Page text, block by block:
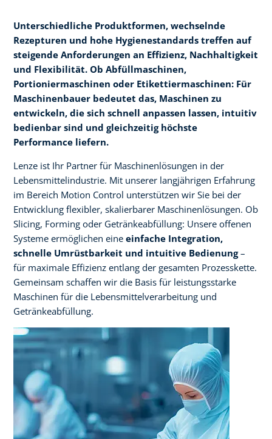
Unterschiedliche Produktformen, wechselnde
Rezepturen und hohe Hygienestandards treffen auf
steigende Anforderungen an Effizienz, Nachhaltigkeit
und Flexibilität. Ob Abfüllmaschinen,
Portioniermaschinen oder Etikettiermaschinen: Für
Maschinenbauer bedeutet das, Maschinen zu
entwickeln, die sich schnell anpassen lassen, intuitiv
bedienbar sind und gleichzeitig höchste
Performance liefern.​
Lenze ist Ihr Partner für Maschinenlösungen in der
Lebensmittelindustrie. Mit unserer langjährigen Erfahrung
im Bereich Motion Control unterstützen wir Sie bei der
Entwicklung flexibler, skalierbarer Maschinenlösungen. Ob
Slicing, Forming oder Getränkeabfüllung: Unsere offenen
Systeme ermöglichen eine einfache Integration,
schnelle Umrüstbarkeit und intuitive Bedienung–
für maximale Effizienz entlang der gesamten Prozesskette.
Gemeinsam schaffen wir die Basis für leistungsstarke
Maschinen für die Lebensmittelverarbeitung und
Getränkeabfüllung.